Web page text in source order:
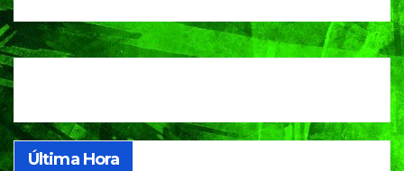
Última Hora